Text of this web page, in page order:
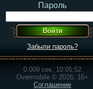
Пароль
Забыли пароль?
0.009 сек, 10:05:52
Overmobile © 2026, 16+
Соглашение